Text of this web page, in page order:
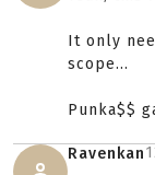
It only
scope...
Punka$$
Ravenkan